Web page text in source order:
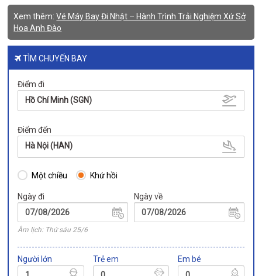
Xem thêm:Vé Máy Bay Đi Nhật – Hành Trình Trải Nghiệm Xứ Sở
Hoa Anh Đào
TÌM CHUYẾN BAY
Điểm đi
Hồ Chí Minh (SGN)
Điểm đến
Hà Nội (HAN)
Một chiều Khứ hồi
Ngày đi
Âm lịch: Thứ sáu 25/6
Ngày về
Người lớn Trẻ em Em bé